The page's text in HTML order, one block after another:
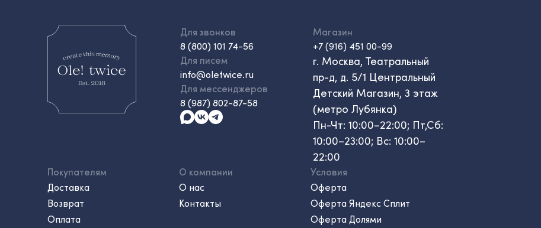
Для звонков
8 (800) 101 74-56
Для писем
info@oletwice.ru
Для мессенджеров
8 (987) 802-87-58
Магазин
+7 (916) 451 00-99
г. Москва, Театральный
пр-д, д. 5/1 Центральный
Детский Магазин, 3 этаж
(метро Лубянка)
Пн-Чт: 10:00–22:00; Пт,Сб:
10:00–23:00; Вс: 10:00–
22:00
Покупателям
Доставка
Возврат
Оплата
О компании
О нас
Контакты
Условия
Оферта
Оферта Яндекс Сплит
Оферта Долями